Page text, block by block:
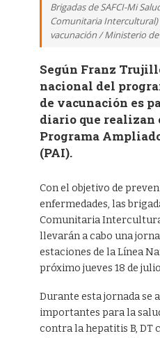
Brigadas de SAFCI-Mi
Comunitaria
vacunación / Ministerio de
Según Franz
nacional del
de vacunación es
diario que realizan
Programa
(PAI).
Con el objetivo de
enfermedades, las
Comunitaria
llevarán a cabo una
estaciones de la Línea
próximo jueves 18 de
Durante esta jornada se
importantes para la
contra la hepatitis B, DT